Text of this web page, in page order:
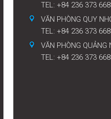
TEL: +84 236 373
VĂN PHÒNG QUY
TEL: +84 236 373
VĂN PHÒNG QUẢNG
TEL: +84 236 373